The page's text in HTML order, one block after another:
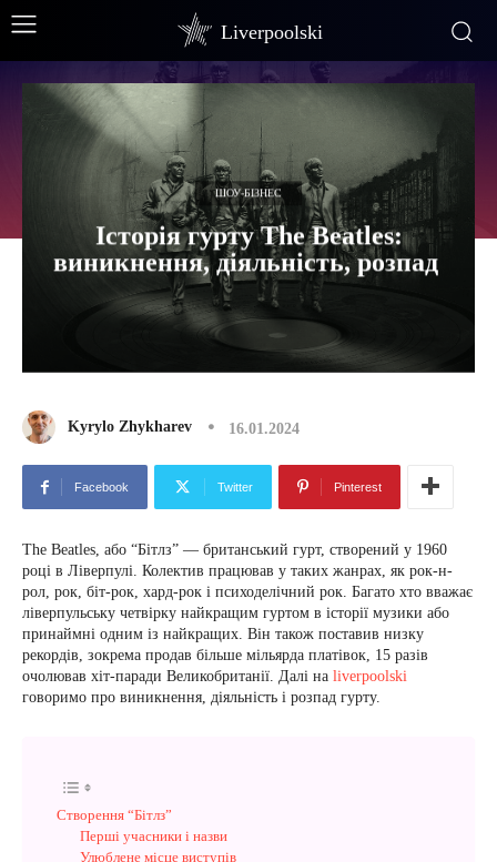
Liverpoolski
ШОУ-БІЗНЕС
Історія гурту The Beatles:
виникнення, діяльність, розпад
Kyrylo Zhykharev 16.01.2024
Facebook Twitter Pinterest
The Beatles, або “Бітлз” — британський гурт, створений у 1960
році в Ліверпулі. Колектив працював у таких жанрах, як рок-н-
рол, рок, біт-рок, хард-рок і психоделічний рок. Багато хто вважає
ліверпульську четвірку найкращим гуртом в історії музики або
принаймні одним із найкращих. Він також поставив низку
рекордів, зокрема продав більше мільярда платівок, 15 разів
очолював хіт-паради Великобританії. Далі на liverpoolski
говоримо про виникнення, діяльність і розпад гурту.
Створення “Бітлз”
Перші учасники і назви
Улюблене місце виступів